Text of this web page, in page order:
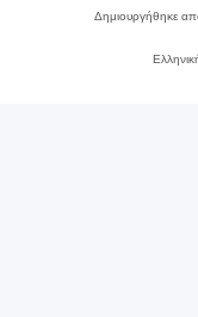
Δημιουργήθηκε